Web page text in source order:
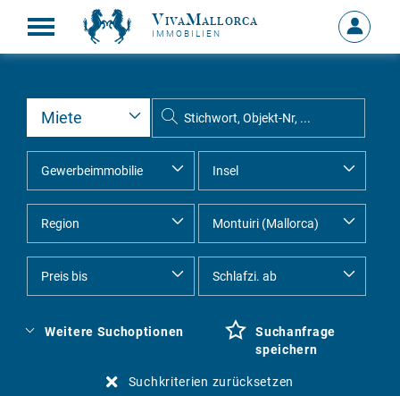
VivaMallorca
IMMOBILIEN
MEIN
Weitere Suchoptionen
Suchanfrage
speichern
Suchkriterien zurücksetzen